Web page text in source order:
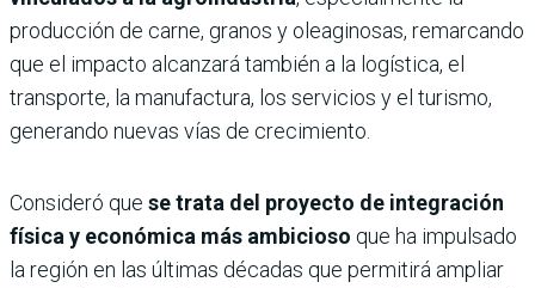
producción de carne, granos y oleaginosas, remarcando
que el impacto alcanzará también a la logística, el
transporte, la manufactura, los servicios y el turismo,
generando nuevas vías de crecimiento.
Consideró que se trata del proyecto de integración
física y económica más ambicioso que ha impulsado
la región en las últimas décadas que permitirá ampliar